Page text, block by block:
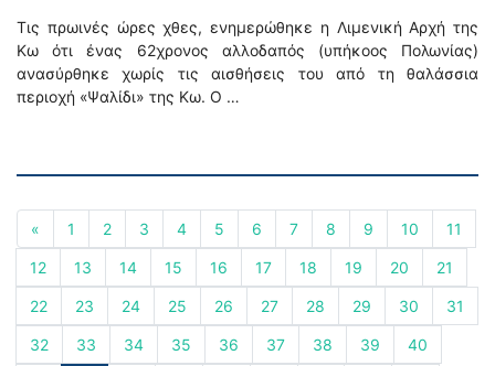
Τις πρωινές ώρες χθες, ενημερώθηκε η Λιμενική Αρχή της
Κω ότι ένας 62χρονος αλλοδαπός (υπήκοος Πολωνίας)
ανασύρθηκε χωρίς τις αισθήσεις του από τη θαλάσσια
περιοχή «Ψαλίδι» της Κω. Ο …
« 1 2 3 4 5 6 7 8 9 10 11
12 13 14 15 16 17 18 19 20 21
22 23 24 25 26 27 28 29 30 31
32 33 34 35 36 37 38 39 40